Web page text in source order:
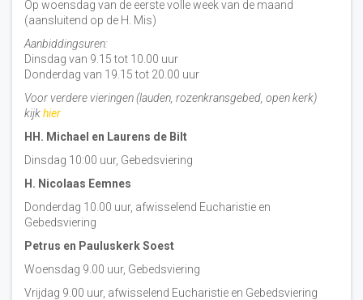
Op woensdag van de eerste volle week van de maand
(aansluitend op de H. Mis)
Aanbiddingsuren:
Dinsdag van 9.15 tot 10.00 uur
Donderdag van 19.15 tot 20.00 uur
Voor verdere vieringen (lauden, rozenkransgebed, open kerk)
kijkhier
HH. Michael en Laurens de Bilt
Dinsdag 10:00 uur, Gebedsviering
H. Nicolaas Eemnes
Donderdag 10.00 uur, afwisselend Eucharistie en
Gebedsviering
Petrus en Pauluskerk Soest
Woensdag 9.00 uur, Gebedsviering
Vrijdag 9.00 uur, afwisselend Eucharistie en Gebedsviering